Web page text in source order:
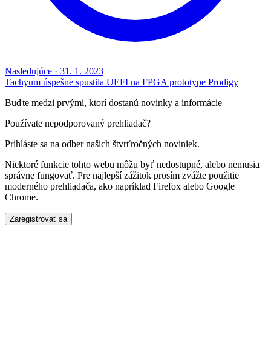
Nasledujúce · 31. 1. 2023
Tachyum úspešne spustila UEFI na FPGA prototype Prodigy
Buďte medzi prvými, ktorí dostanú novinky a informácie
Používate nepodporovaný prehliadač?
Prihláste sa na odber našich štvrťročných noviniek.
Niektoré funkcie tohto webu môžu byť nedostupné, alebo nemusia
správne fungovať. Pre najlepší zážitok prosím zvážte použitie
moderného prehliadača, ako napríklad Firefox alebo Google
Chrome.
Zaregistrovať sa